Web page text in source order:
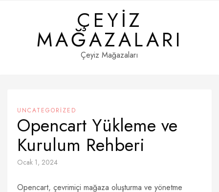
ÇEYIZ
MAĞAZALARI
Çeyiz Mağazaları
UNCATEGORIZED
Opencart Yükleme ve
Kurulum Rehberi
Ocak 1, 2024
Opencart, çevrimiçi mağaza oluşturma ve yönetme